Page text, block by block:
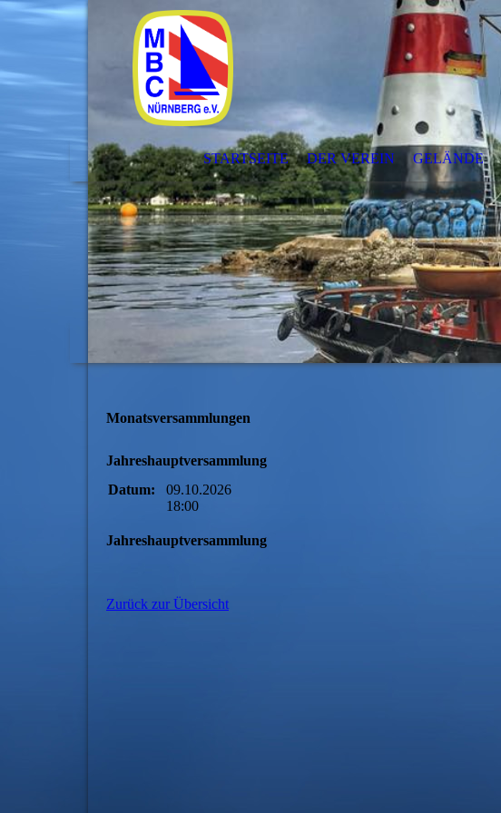
STARTSEITE DER VEREIN GELÄNDE
Monatsversammlungen
Jahreshauptversammlung
Datum:
09.10.2026
18:00
Jahreshauptversammlung
Zurück zur Übersicht